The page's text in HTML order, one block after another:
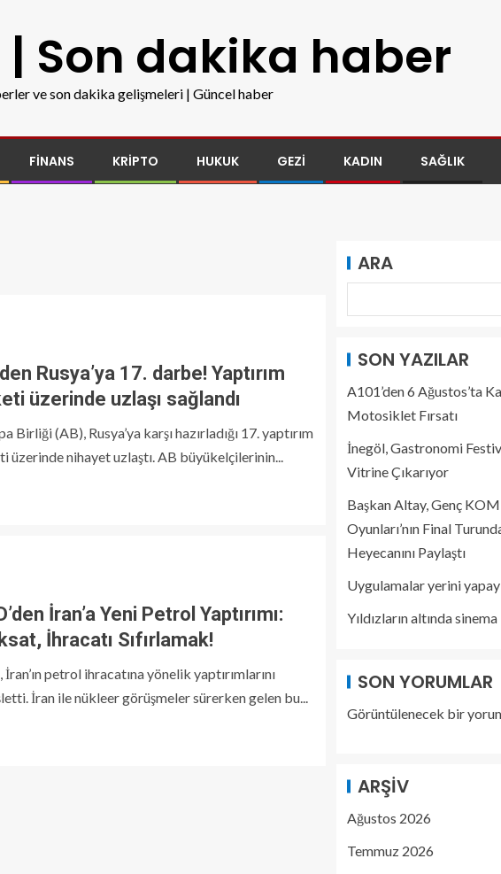
Son dakika haber
ve son dakika gelişmeleri | Güncel haber
FINANS KRIPTO HUKUK GEZI KADIN SAĞLIK
Rusya’ya 17. darbe! Yaptırım
üzerinde uzlaşı sağlandı
Birliği (AB), Rusya’ya karşı hazırladığı 17. yaptırım
üzerinde nihayet uzlaştı. AB büyükelçilerinin...
İran’a Yeni Petrol Yaptırımı:
İhracatı Sıfırlamak!
petrol ihracatına yönelik yaptırımlarını
İran ile nükleer görüşmeler sürerken gelen bu...
ARA
SON YAZILAR
A101’den 6 Ağustos’ta
Motosiklet Fırsatı
İnegöl, Gastronomi
Vitrine Çıkarıyor
Başkan Altay, Genç
Oyunları’nın Final
Heyecanını Paylaştı
Uygulamalar yerini
Yıldızların altında
SON YORUMLAR
Görüntülenecek bir
ARŞIV
Ağustos 2026
Temmuz 2026